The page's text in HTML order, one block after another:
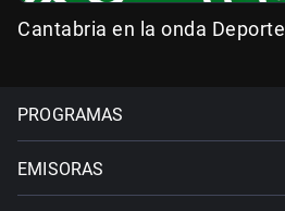
Cantabria en la onda Deporte
PROGRAMAS
EMISORAS